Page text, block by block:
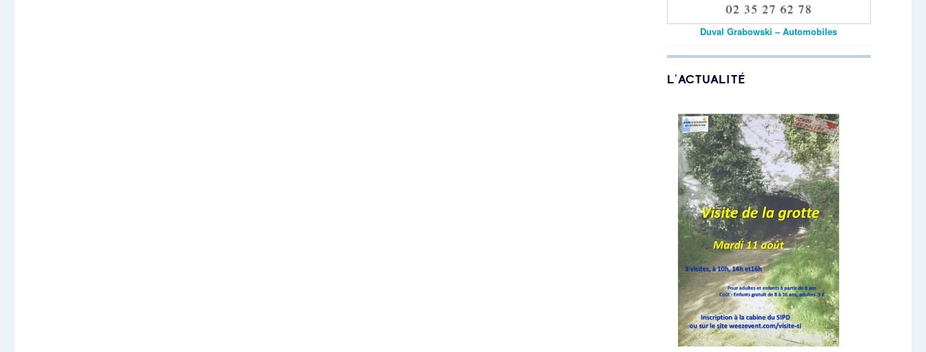
Duval Grabowski – Automobiles
L’ACTUALITÉ